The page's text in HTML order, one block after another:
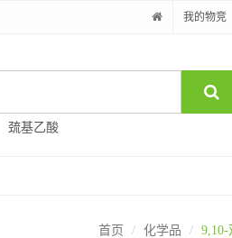
我的物竞
巯基乙酸
首页 化学品